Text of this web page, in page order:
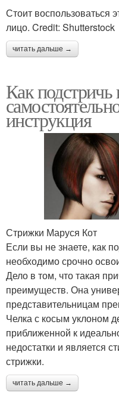
Стоит воспользоваться
лицо. Credit: Shutterstock
читать дальше →
Как
инструкция
Стрижки Маруся Кот
Если вы не знаете, как
необходимо срочно
Дело в том, что такая
преимуществ. Она
представительницам
Челка с косым уклоном
приближенной к
недостатки и является
стрижки.
читать дальше →